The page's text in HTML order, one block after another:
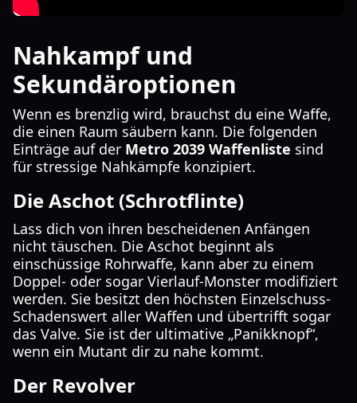
Nahkampf und
Sekundäroptionen
Wenn es brenzlig wird, brauchst du eine Waffe,
die einen Raum säubern kann. Die folgenden
Einträge auf der Metro 2039 Waffenliste sind
für stressige Nahkämpfe konzipiert.
Die Aschot (Schrotflinte)
Lass dich von ihren bescheidenen Anfängen
nicht täuschen. Die Aschot beginnt als
einschüssige Rohrwaffe, kann aber zu einem
Doppel- oder sogar Vierlauf-Monster modifiziert
werden. Sie besitzt den höchsten Einzelschuss-
Schadenswert aller Waffen und übertrifft sogar
das Valve. Sie ist der ultimative „Panikknopf“,
wenn ein Mutant dir zu nahe kommt.
Der Revolver